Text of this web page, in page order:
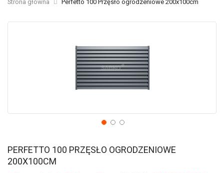
Strona główna Perfetto 100 Przęsło ogrodzeniowe 200x100cm
PERFETTO 100 PRZĘSŁO OGRODZENIOWE
200X100CM